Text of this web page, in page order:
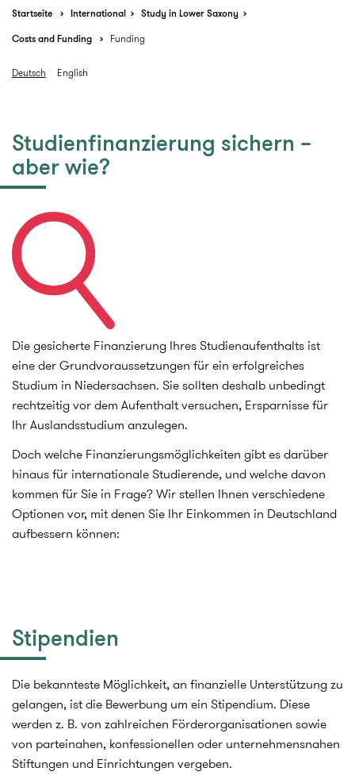
Startseite International
Study in Lower Saxony
Costs and Funding
Funding
Deutsch English
Studienfinanzierung sichern –
aber wie?
Die gesicherte Finanzierung Ihres Studienaufenthalts ist
eine der Grundvoraussetzungen für ein erfolgreiches
Studium in Niedersachsen. Sie sollten deshalb unbedingt
rechtzeitig vor dem Aufenthalt versuchen, Ersparnisse für
Ihr Auslandsstudium anzulegen.
Doch welche Finanzierungsmöglichkeiten gibt es darüber
hinaus für internationale Studierende, und welche davon
kommen für Sie in Frage? Wir stellen Ihnen verschiedene
Optionen vor, mit denen Sie Ihr Einkommen in Deutschland
aufbessern können:
Stipendien
Die bekannteste Möglichkeit, an finanzielle Unterstützung zu
gelangen, ist die Bewerbung um ein Stipendium. Diese
werden z. B. von zahlreichen Förderorganisationen sowie
von parteinahen, konfessionellen oder unternehmensnahen
Stiftungen und Einrichtungen vergeben.